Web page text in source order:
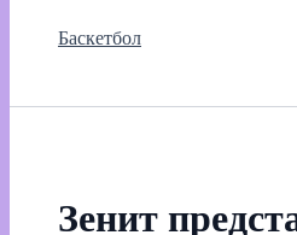
Баскетбол
Зенит